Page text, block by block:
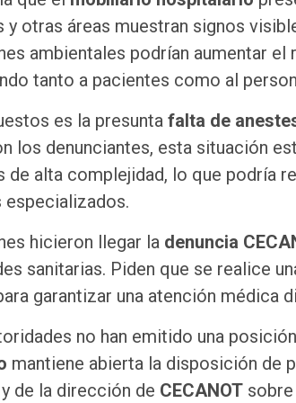
otras áreas muestran signos
ambientales podrían aumentar el
tanto a pacientes como al
es la presunta falta de
los denunciantes, esta situación
de alta complejidad, lo que podría
hicieron llegar la denuncia
sanitarias. Piden que se realice
garantizar una atención médica
no han emitido una
mantiene abierta la disposición de
y de la dirección de CECANOT